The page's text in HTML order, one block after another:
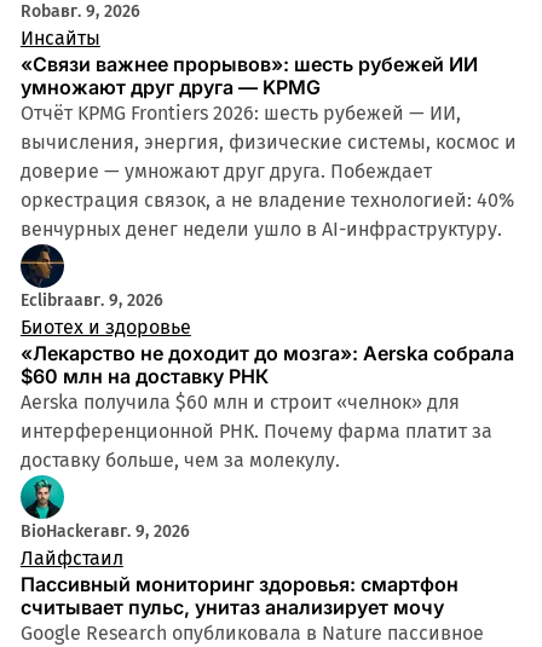
Robавг. 9, 2026
Инсайты
«Связи важнее прорывов»: шесть рубежей ИИ
умножают друг друга — KPMG
Отчёт KPMG Frontiers 2026: шесть рубежей — ИИ,
вычисления, энергия, физические системы, космос и
доверие — умножают друг друга. Побеждает
оркестрация связок, а не владение технологией: 40%
венчурных денег недели ушло в AI-инфраструктуру.
Eclibraавг. 9, 2026
Биотех и здоровье
«Лекарство не доходит до мозга»: Aerska собрала
$60 млн на доставку РНК
Aerska получила $60 млн и строит «челнок» для
интерференционной РНК. Почему фарма платит за
доставку больше, чем за молекулу.
BioHackerавг. 9, 2026
Лайфстаил
Пассивный мониторинг здоровья: смартфон
считывает пульс, унитаз анализирует мочу
Google Research опубликовала в Nature пассивное